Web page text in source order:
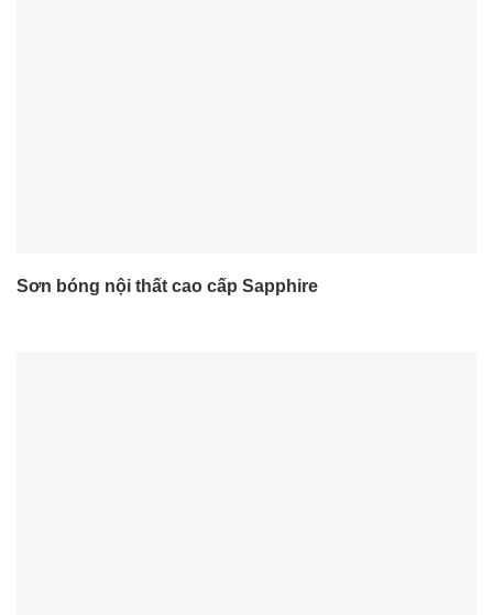
Sơn bóng nội thất cao cấp Sapphire